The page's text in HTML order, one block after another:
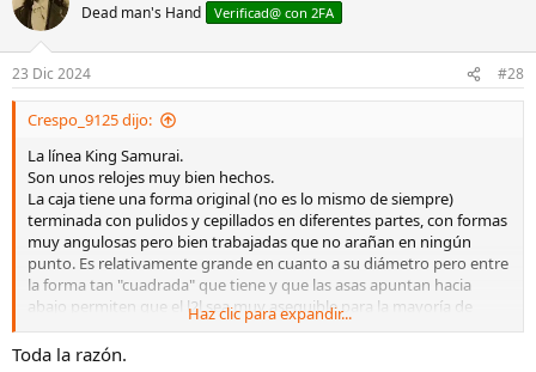
Dead man's Hand Verificad@ con 2FA
23 Dic 2024 #28
Crespo_9125 dijo:
La línea King Samurai.
Son unos relojes muy bien hechos.
La caja tiene una forma original (no es lo mismo de siempre)
terminada con pulidos y cepillados en diferentes partes, con formas
muy angulosas pero bien trabajadas que no arañan en ningún
punto. Es relativamente grande en cuanto a su diámetro pero entre
la forma tan "cuadrada" que tiene y que las asas apuntan hacia
abajo permiten que el l2l sea muy asequible para la mayoría de
muñecas a las que se abraza como pocos.
La corona es de las más cómodas de manejar que he probado:
Haz clic para expandir...
Toda la razón.